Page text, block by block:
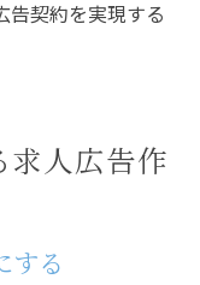
告契約を実現する
求人広告作
する